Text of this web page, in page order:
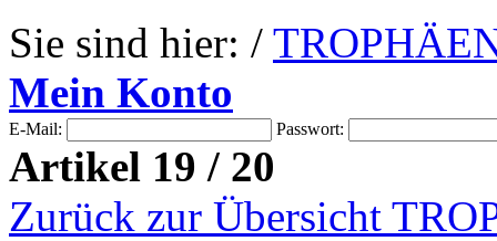
Sie sind hier: /
Mein Konto
E-Mail: Passwort:
Artikel 19 / 20
Zurück zur Übersicht